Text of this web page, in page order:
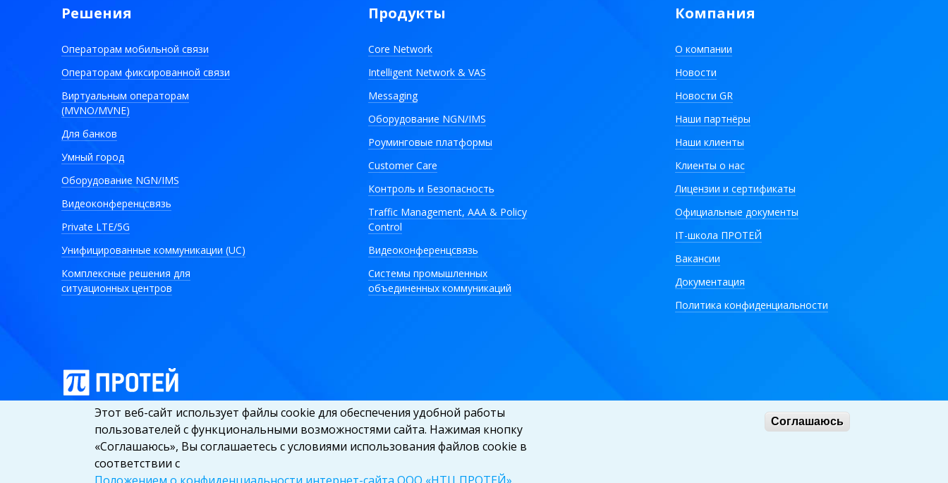
Решения
Операторам мобильной связи
Операторам фиксированной связи
Виртуальным операторам
(MVNO/MVNE)
Для банков
Умный город
Оборудование NGN/IMS
Видеоконференцсвязь
Private LTE/5G
Унифицированные коммуникации (UC)
Комплексные решения для
ситуационных центров
Продукты
Core Network
Intelligent Network & VAS
Messaging
Оборудование NGN/IMS
Роуминговые платформы
Customer Care
Контроль и Безопасность
Traffic Management, AAA & Policy
Control
Видеоконференцсвязь
Системы промышленных
объединенных коммуникаций
Компания
О компании
Новости
Новости GR
Наши партнёры
Наши клиенты
Клиенты о нас
Лицензии и сертификаты
Официальные документы
IT-школа ПРОТЕЙ
Вакансии
Документация
Политика конфиденциальности
© ООО «НТЦ ПРОТЕЙ», 2026. All rights reserved
Этот веб-сайт использует файлы cookie для обеспечения удобной работы
пользователей с функциональными возможностями сайта. Нажимая кнопку
«Соглашаюсь», Вы соглашаетесь с условиями использования файлов cookie в
соответствии с
Соглашаюсь